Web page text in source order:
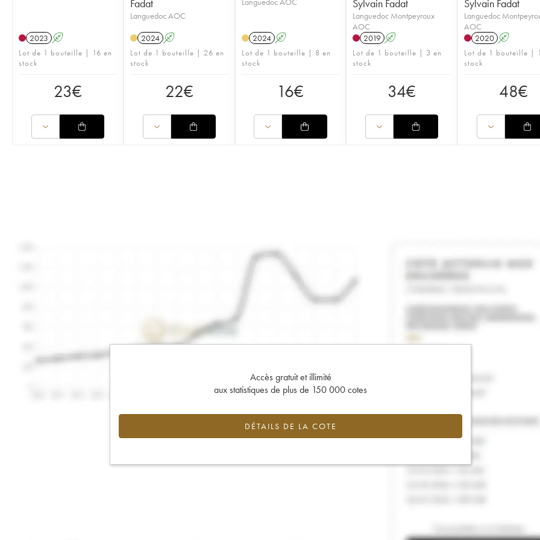
2023 A
Lot de 1 bouteille | 16 en
stock
23€
Fadat
Languedoc AOC
2024 A
Lot de 1 bouteille | 26 en
stock
22€
2024 A
Lot de 1 bouteille | 8 en
stock
16€
Sylvain Fadat
Languedoc Montpeyroux
AOC
2019 A
Lot de 1 bouteille | 3 en
stock
34€
Sylvain Fadat
Languedoc
AOC
2020 A
Lot de 1 bouteille |
stock
48€
Accès gratuit et illimité
aux statistiques de plus de 150 000 cotes
DÉTAILS DE LA COTE